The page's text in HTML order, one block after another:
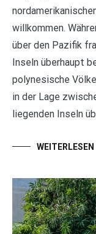
willkommen.
über den Pazifik
Inseln überhaupt
polynesische
in der Lage
liegenden Inseln
WEITERLESEN